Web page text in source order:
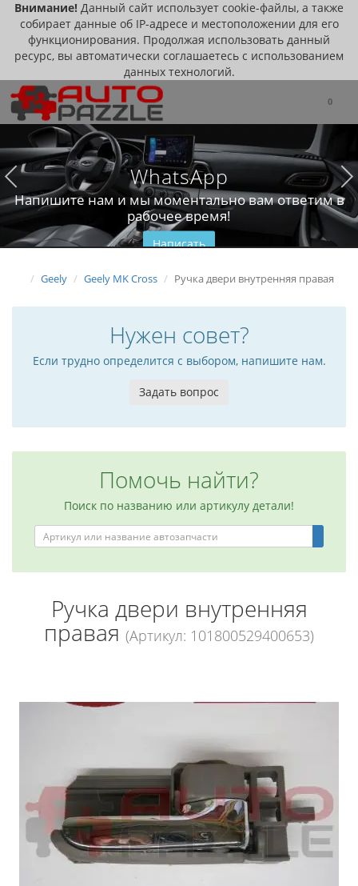
Внимание! Данный сайт использует cookie-файлы, а также
собирает данные об IP-адресе и местоположении для его
функционирования. Продолжая использовать данный
ресурс, вы автоматически соглашаетесь с использованием
данных технологий.
0
WhatsApp
Напишите нам и мы моментально вам ответим в
рабочее время!
Написать
Geely Geely MK Cross Ручка двери внутренняя правая
Нужен совет?
Если трудно определится с выбором, напишите нам.
Задать вопрос
Помочь найти?
Поиск по названию или артикулу детали!
Ручка двери внутренняя
правая (Артикул: 101800529400653)